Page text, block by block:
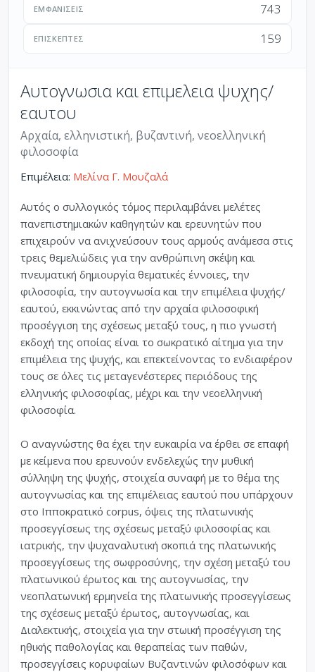
ΕΜΦΑΝΊΣΕΙΣ 743
ΕΠΙΣΚΈΠΤΕΣ 159
Αυτογνωσια και επιμελεια ψυχης/
εαυτου
Αρχαία, ελληνιστική, βυζαντινή, νεοελληνική
φιλοσοφία
Επιμέλεια: Μελίνα Γ. Μουζαλά
Αυτός ο συλλογικός τόμος περιλαμβάνει μελέτες
πανεπιστημιακών καθηγητών και ερευνητών που
επιχειρούν να ανιχνεύσουν τους αρμούς ανάμεσα στις
τρεις θεμελιώδεις για την ανθρώπινη σκέψη και
πνευματική δημιουργία θεματικές έννοιες, την
φιλοσοφία, την αυτογνωσία και την επιμέλεια ψυχής/
εαυτού, εκκινώντας από την αρχαία φιλοσοφική
προσέγγιση της σχέσεως μεταξύ τους, η πιο γνωστή
εκδοχή της οποίας είναι το σωκρατικό αίτημα για την
επιμέλεια της ψυχής, και επεκτείνοντας το ενδιαφέρον
τους σε όλες τις μεταγενέστερες περιόδους της
ελληνικής φιλοσοφίας, μέχρι και την νεοελληνική
φιλοσοφία.
Ο αναγνώστης θα έχει την ευκαιρία να έρθει σε επαφή
με κείμενα που ερευνούν ενδελεχώς την μυθική
σύλληψη της ψυχής, στοιχεία συναφή με το θέμα της
αυτογνωσίας και της επιμέλειας εαυτού που υπάρχουν
στο Ιπποκρατικό corpus, όψεις της πλατωνικής
προσεγγίσεως της σχέσεως μεταξύ φιλοσοφίας και
ιατρικής, την ψυχαναλυτική σκοπιά της πλατωνικής
προσεγγίσεως της σωφροσύνης, την σχέση μεταξύ του
πλατωνικού έρωτος και της αυτογνωσίας, την
νεοπλατωνική ερμηνεία της πλατωνικής προσεγγίσεως
της σχέσεως μεταξύ έρωτος, αυτογνωσίας, και
Διαλεκτικής, στοιχεία για την στωική προσέγγιση της
ηθικής παθολογίας και θεραπείας των παθών,
προσεγγίσεις κορυφαίων Βυζαντινών φιλοσόφων και